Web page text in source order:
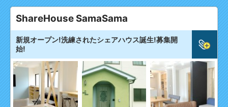
ShareHouse SamaSama
新規オープン!洗練されたシェアハウス誕生!募集開
始!